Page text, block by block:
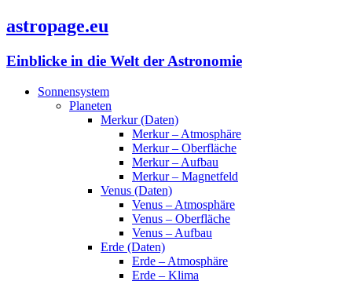
astropage.eu
Einblicke in die Welt der Astronomie
Sonnensystem
Planeten
Merkur (Daten)
Merkur – Atmosphäre
Merkur – Oberfläche
Merkur – Aufbau
Merkur – Magnetfeld
Venus (Daten)
Venus – Atmosphäre
Venus – Oberfläche
Venus – Aufbau
Erde (Daten)
Erde – Atmosphäre
Erde – Klima